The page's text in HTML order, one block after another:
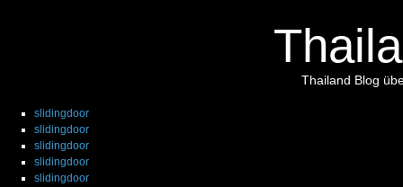
Thailand Blog
slidingdoor
slidingdoor
slidingdoor
slidingdoor
slidingdoor